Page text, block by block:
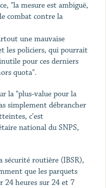
"la mesure est ambiguë,
combat contre la
une mauvaise
les policiers, qui pourrait
pour ces derniers
quota".
la "plus-value pour la
simplement débrancher
c'est
national du SNPS,
routière (IBSR),
que les parquets
24 heures sur 24 et 7